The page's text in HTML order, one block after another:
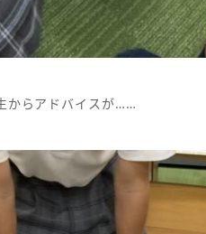
からアドバイスが……